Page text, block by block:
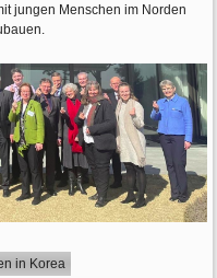
jungen Menschen im Norden
in Korea